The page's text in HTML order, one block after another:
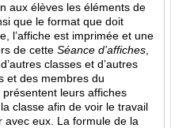
aux élèves les éléments de
que le format que doit
l’affiche est imprimée et une
de cette Séance d’affiches
classes et d’autres
et des membres du
leurs affiches
classe afin de voir le travail
avec eux. La formule de la